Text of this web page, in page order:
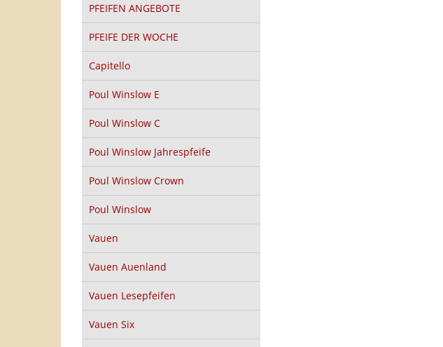
PFEIFEN ANGEBOTE
PFEIFE DER WOCHE
Capitello
Poul Winslow E
Poul Winslow C
Poul Winslow Jahrespfeife
Poul Winslow Crown
Poul Winslow
Vauen
Vauen Auenland
Vauen Lesepfeifen
Vauen Six